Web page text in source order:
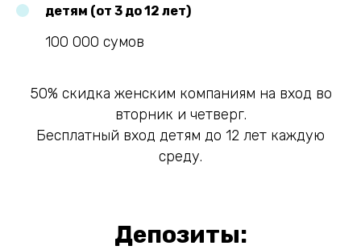
детям (от 3 до 12 лет)
100 000 сумов
50% скидка женским компаниям на вход во
вторник и четверг.
Бесплатный вход детям до 12 лет каждую
среду.
Депозиты: